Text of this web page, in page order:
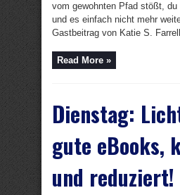
vom gewohnten Pfad stößt,
und es einfach nicht mehr
Gastbeitrag von Katie S.
Read More »
Dienstag:
gute eBooks,
und reduziert!